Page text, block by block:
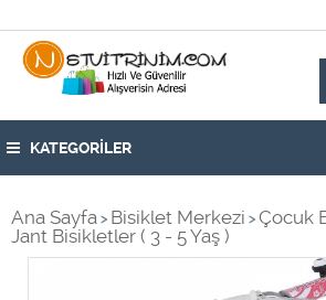
KATEGORİLER
Ana Sayfa > Bisiklet Merkezi > Çocuk
Jant Bisikletler ( 3 - 5 Yaş )